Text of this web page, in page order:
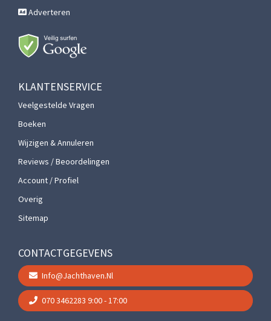
Adverteren
KLANTENSERVICE
Veelgestelde Vragen
Boeken
Wijzigen & Annuleren
Reviews / Beoordelingen
Account / Profiel
Overig
Sitemap
CONTACTGEGEVENS
Info@jachthaven.nl
070 3462283 9:00 - 17:00